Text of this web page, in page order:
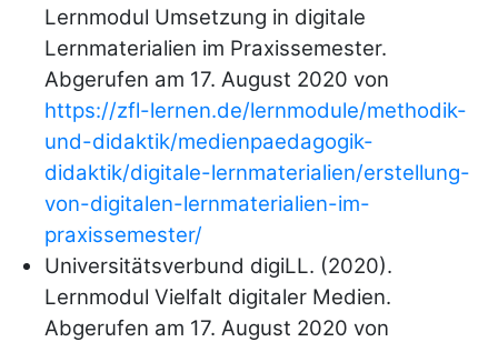
Lernmodul Umsetzung in digitale
Lernmaterialien im Praxissemester.
Abgerufen am 17. August 2020 von
https://zfl-lernen.de/lernmodule/methodik-
und-didaktik/medienpaedagogik-
didaktik/digitale-lernmaterialien/erstellung-
von-digitalen-lernmaterialien-im-
praxissemester/
Universitätsverbund digiLL. (2020).
Lernmodul Vielfalt digitaler Medien.
Abgerufen am 17. August 2020 von